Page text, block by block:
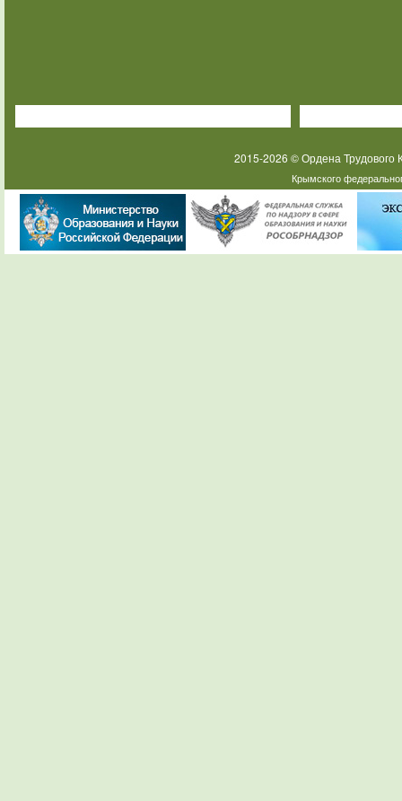
2015-2026 © Ордена
Крымского